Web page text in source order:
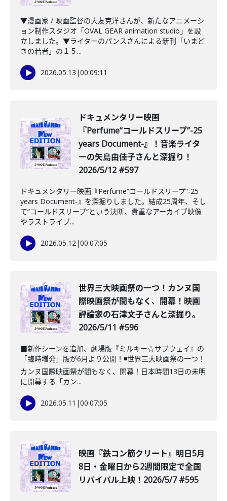
▼漫画家 / 映画監督の大友克洋さんが、新たなアニメーシ
ョン制作スタジオ「OVAL GEAR animation studio」を設
立しました。▼ライターのパンスさんによる新刊「いまど
きの若者」の１５...
2026.05.13 |00:09:11
️ドキュメンタリー映画
『Perfume“コールドスリープ”-25
years Document-』！音楽ライタ
ーの矢島由佳子さんと深掘り！
2026/5/12 #597
ドキュメンタリー映画『Perfume“コールドスリープ”-25
years Document-』を深掘りしました。結成25周年、そし
て“コールドスリープ”という決断、貴重なアーカイブ映像
やラストライブ...
2026.05.12|00:07:05
️世界三大映画祭の一つ！カンヌ国
際映画祭が間もなく、開幕！映画
評論家の石津文子さんと深掘り。
2026/5/11 #596
■新作シーンを追加、劇場版『ミルキー☆サブウェイ』の
「臨時増発」版が6月より公開！◾️世界三大映画祭の一つ！
カンヌ国際映画祭が間もなく、開幕！日本時間13日の未明
に開幕する「カン...
2026.05.11 |00:07:05
映画『鉄コン筋クリート』明日5月
8日・金曜日から2週間限定で全国
リバイバル上映！2026/5/7 #595